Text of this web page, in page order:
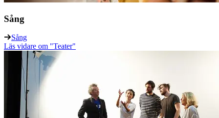
Sång
Sång
Läs vidare om "Teater"